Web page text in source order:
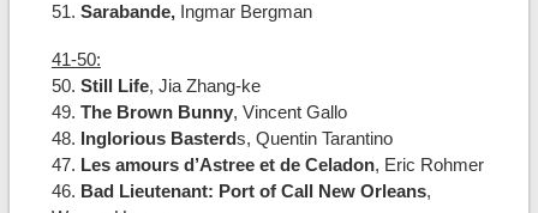
51. Sarabande,Ingmar Bergman
41-50:
50. Still Life, Jia Zhang-ke
49. The Brown Bunny, Vincent Gallo
48. Inglorious Basterds, Quentin Tarantino
47. Les amours d’Astree et de Celadon, Eric Rohmer
46. Bad Lieutenant: Port of Call New Orleans,